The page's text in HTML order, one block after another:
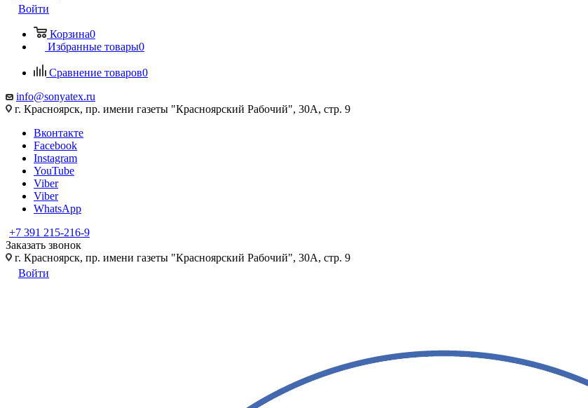
Войти
Корзина0
Избранные товары0
Сравнение товаров0
info@sonyatex.ru
г. Красноярск, пр. имени газеты "Красноярский Рабочий", 30А, стр. 9
Вконтакте
Facebook
Instagram
YouTube
Viber
Viber
WhatsApp
+7 391 215-216-9
Заказать звонок
г. Красноярск, пр. имени газеты "Красноярский Рабочий", 30А, стр. 9
Войти